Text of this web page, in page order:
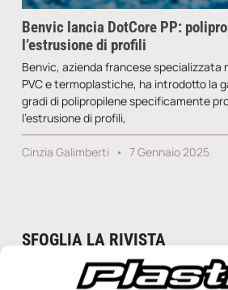
Benvic lancia DotCore PP:
l’estrusione di profili
Benvic, azienda francese specializzata
PVC e termoplastiche, ha introdotto la
gradi di polipropilene specificamente
l’estrusione di profili,
Cinzia Galimberti 7 Gennaio 2025
SFOGLIA LA RIVISTA